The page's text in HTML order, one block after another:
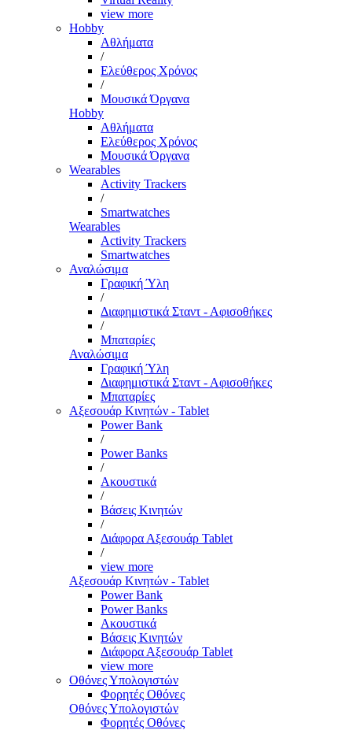
view more
Hobby
Αθλήματα
/
Ελεύθερος Χρόνος
/
Μουσικά Όργανα
Hobby
Αθλήματα
Ελεύθερος Χρόνος
Μουσικά Όργανα
Wearables
Activity Trackers
/
Smartwatches
Wearables
Activity Trackers
Smartwatches
Αναλώσιμα
Γραφική Ύλη
/
Διαφημιστικά Σταντ - Αφισοθήκες
/
Μπαταρίες
Αναλώσιμα
Γραφική Ύλη
Διαφημιστικά Σταντ - Αφισοθήκες
Μπαταρίες
Αξεσουάρ Κινητών - Tablet
Power Bank
/
Power Banks
/
Ακουστικά
/
Βάσεις Κινητών
/
Διάφορα Αξεσουάρ Tablet
/
view more
Αξεσουάρ Κινητών - Tablet
Power Bank
Power Banks
Ακουστικά
Βάσεις Κινητών
Διάφορα Αξεσουάρ Tablet
view more
Οθόνες Υπολογιστών
Φορητές Οθόνες
Οθόνες Υπολογιστών
Φορητές Οθόνες